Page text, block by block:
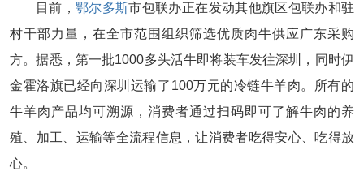
目前，鄂尔多斯市包联办正在发动其他旗区包联办和驻
村干部力量，在全市范围组织筛选优质肉牛供应广东采购
方。据悉，第一批1000多头活牛即将装车发往深圳，同时伊
金霍洛旗已经向深圳运输了100万元的冷链牛羊肉。所有的
牛羊肉产品均可溯源，消费者通过扫码即可了解牛肉的养
殖、加工、运输等全流程信息，让消费者吃得安心、吃得放
心。